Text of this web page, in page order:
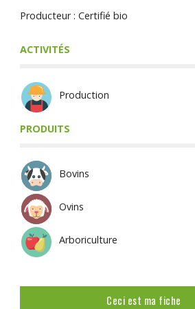
Producteur : Certifié bio
ACTIVITÉS
Production
PRODUITS
Bovins
Ovins
Arboriculture
Ceci est ma fiche